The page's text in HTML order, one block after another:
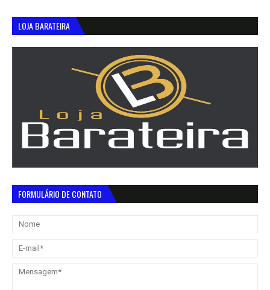
LOJA BARATEIRA
FORMULÁRIO DE CONTATO